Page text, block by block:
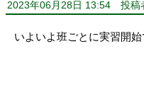
2023年06月28日 13:54 投稿
いよいよ班ごとに実習開始